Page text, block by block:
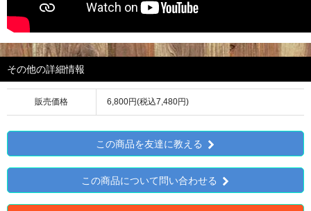
その他の詳細情報
販売価格 6,800円(税込7,480円)
この商品を友達に教える
この商品について問い合わせる